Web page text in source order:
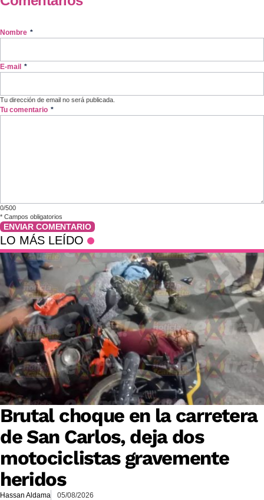
Nombre *
E-mail *
Tu dirección de email no será publicada.
Tu comentario *
0/500
* Campos obligatorios
ENVIAR COMENTARIO
LO MÁS LEÍDO
Brutal choque en la carretera
de San Carlos, deja dos
motociclistas gravemente
heridos
Hassan Aldama 05/08/2026